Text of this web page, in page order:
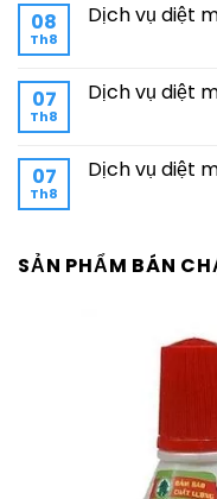
08
Th8
Dịch vụ diệt
07
Th8
Dịch vụ diệt
07
Th8
Dịch vụ diệt
SẢN PHẨM BÁN